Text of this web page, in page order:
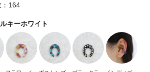
：164
キーホワイト